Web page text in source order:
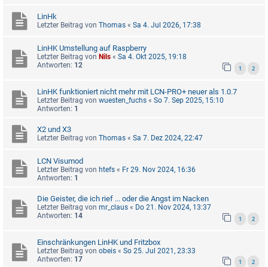
LinHk
Letzter Beitrag von Thomas « Sa 4. Jul 2026, 17:38
LinHK Umstellung auf Raspberry
Letzter Beitrag von Nils « Sa 4. Okt 2025, 19:18
Antworten: 12 1 2
LinHK funktioniert nicht mehr mit LCN-PRO+ neuer als 1.0.7
Letzter Beitrag von wuesten_fuchs « So 7. Sep 2025, 15:10
Antworten: 1
X2 und X3
Letzter Beitrag von Thomas « Sa 7. Dez 2024, 22:47
LCN Visumod
Letzter Beitrag von htefs « Fr 29. Nov 2024, 16:36
Antworten: 1
Die Geister, die ich rief ... oder die Angst im Nacken
Letzter Beitrag von mr_claus « Do 21. Nov 2024, 13:37
Antworten: 14 1 2
Einschränkungen LinHK und Fritzbox
Letzter Beitrag von obeis « So 25. Jul 2021, 23:33
Antworten: 17 1 2